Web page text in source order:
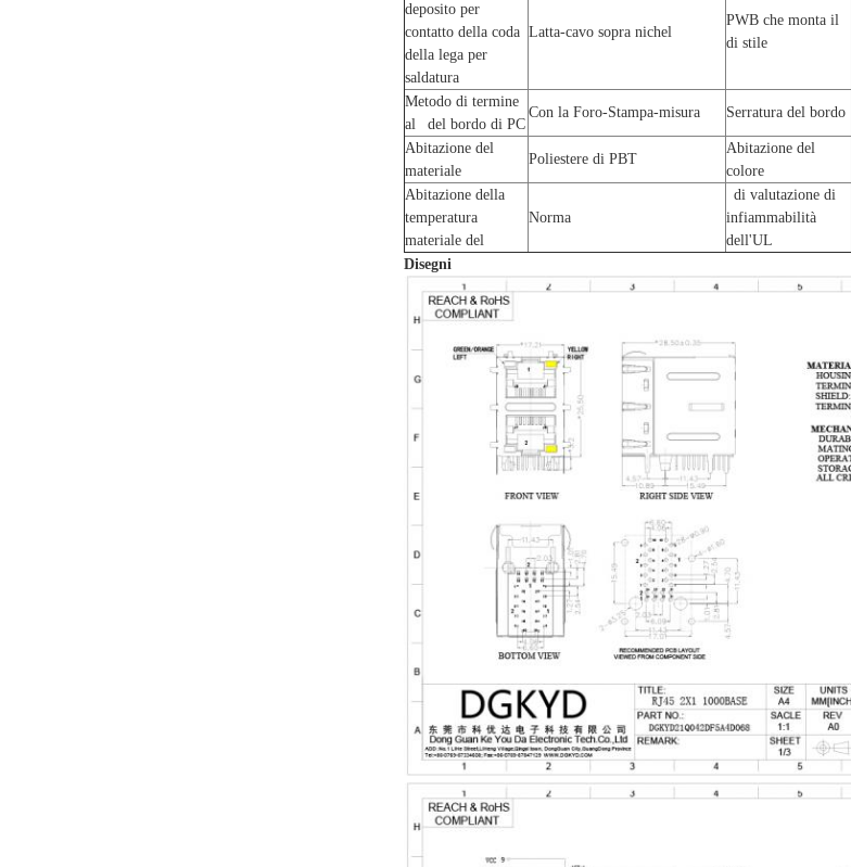
deposito per
contatto della coda
della lega per
saldatura
Latta-cavo sopra nichel
PWB che monta il
di stile
Metodo di termine
al del bordo di PC
Con la Foro-Stampa-misura Serratura del bordo
Abitazione del
materiale
Poliestere di PBT
Abitazione del
colore
Abitazione della
temperatura
materiale del
Norma
di valutazione di
infiammabilità
dell'UL
Disegni